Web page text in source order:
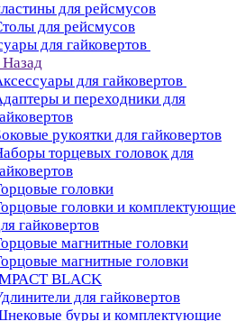
для рейсмусов
для рейсмусов
для гайковертов
Назад
для гайковертов
и переходники для
рукоятки для гайковертов
торцевых головок для
головки
головки и комплектующие
гайковертов
магнитные головки
магнитные головки
BLACK
для гайковертов
буры и комплектующие